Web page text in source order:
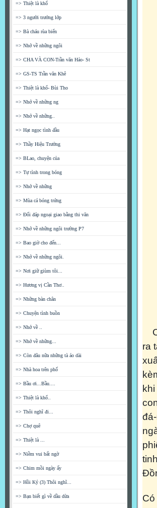
=> Thiệt là khổ
=> 3 người trưởng lớp
=> Bà cháu rùa biển
=> Nhớ về những ngôi
=> CHA VÀ CON-Trần văn Hảo- St
=> GS-TS Trần văn Khê
=> Thiệt là khổ- Bùi Tho
=> Nhớ về những ng
=> Nhớ về những..
=> Hạt ngọc tình đầu
=> Thầy Hiệu Trưởng
=> BLao, chuyện của
=> Tự tình trong bóng
=> Nhớ về những
=> Mùa cá bóng trứng
=> Đối đáp ngoại giao bằng thi văn
=> Nhớ về những ngôi trường P7
=> Bao giờ cho đến...
=> Nhớ về những ngôi.
=> Nơi giữ giùm tôi...
=> Hương vị Cần Thơ..
=> Những bàn chân
=> Chuyện tình buồn
=> Nhớ về ..
=> Nhớ về những...
=> Còn đâu nữa những tà áo dài
=> Nhà hoa trên phố
=> Bầu ơi...Bầu....
=> Thiệt là khổ..
=> Thôi nghĩ đi...
=> Chợ quê
=> Thiệt là ...
=> Niềm vui bất ngờ
=> Chim mồi ngày ấy
=> Hồi Ký (3) Thôi nghĩ...
=> Bạn biết gì về dầu dừa
ra